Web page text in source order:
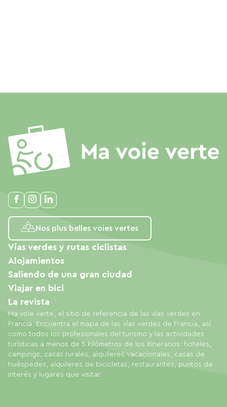
Nos plus belles voies vertes
Ma voie verte, el sitio de referencia de las vías verdes en
Francia. Encuentra el mapa de las vías verdes de Francia, así
como todos los profesionales del turismo y las actividades
turísticas a menos de 5 kilómetros de los itinerarios: hoteles,
campings, casas rurales, alquileres vacacionales, casas de
huéspedes, alquileres de bicicletas, restaurantes, puntos de
interés y lugares que visitar.
Vías verdes y rutas ciclistas
Alojamientos
Saliendo de una gran ciudad
Viajar en bici
La revista